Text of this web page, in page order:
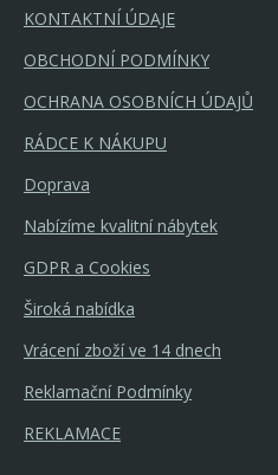
KONTAKTNÍ ÚDAJE
OBCHODNÍ PODMÍNKY
OCHRANA OSOBNÍCH ÚDAJŮ
RÁDCE K NÁKUPU
Doprava
Nabízíme kvalitní nábytek
GDPR a Cookies
Široká nabídka
Vrácení zboží ve 14 dnech
Reklamační Podmínky
REKLAMACE